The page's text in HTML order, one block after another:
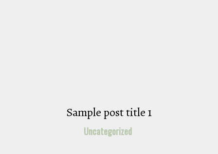
Sample post title 1
Uncategorized